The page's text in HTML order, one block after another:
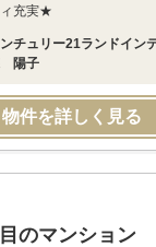
充実★
チュリー21ランドイン
陽子
物件を詳しく見る
のマンション